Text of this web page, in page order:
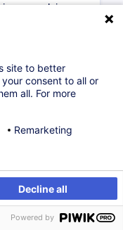
sur salaire
site to better
consent to all or
all. For more
Remarketing
Decline all
Powered by